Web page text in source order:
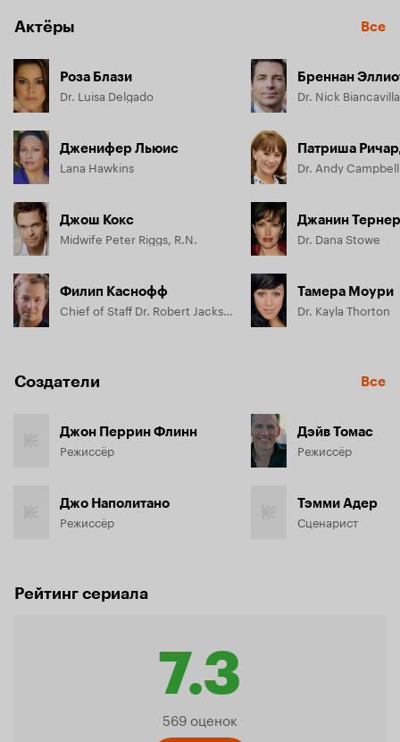
болезней, от ипохондрии, от личных проблем.
Самое сильное лекарство - это любовь!
Актёры Все
Роза Блази
Dr. Luisa Delgado
Дженифер Льюис
Lana Hawkins
Джош Кокс
Midwife Peter Riggs, R.N.
Филип Каснофф
Chief of Staff Dr. Robert Jackson
Бреннан
Dr. Nick Biancavilla
Патриша
Dr. Andy Campbell
Джанин Тернер
Dr. Dana Stowe
Тамера Моури
Dr. Kayla Thorton
Создатели Все
Джон Перрин Флинн
Режиссёр
Джо Наполитано
Режиссёр
Дэйв Томас
Режиссёр
Тэмми Адер
Сценарист
Рейтинг сериала
7.3
Рейтинг
569 оценок